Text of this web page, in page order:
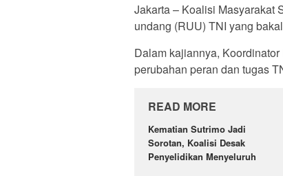
Jakarta – Koalisi Masyarakat
undang (RUU) TNI yang
Dalam kajiannya,
perubahan peran dan tugas
READ MORE
Kematian Sutrimo Jadi
Sorotan, Koalisi Desak
Penyelidikan Menyeluruh